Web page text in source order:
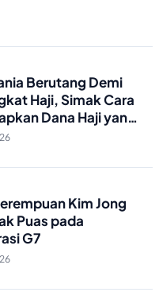
Berutang Demi
Haji, Simak Cara
Dana Haji yang
Kim Jong
Puas pada
G7